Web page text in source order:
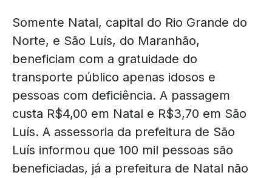
Somente Natal, capital do Rio Grande do
Norte, e São Luís, do Maranhão,
beneficiam com a gratuidade do
transporte público apenas idosos e
pessoas com deficiência. A passagem
custa R$4,00 em Natal e R$3,70 em São
Luís. A assessoria da prefeitura de São
Luís informou que 100 mil pessoas são
beneficiadas, já a prefeitura de Natal não